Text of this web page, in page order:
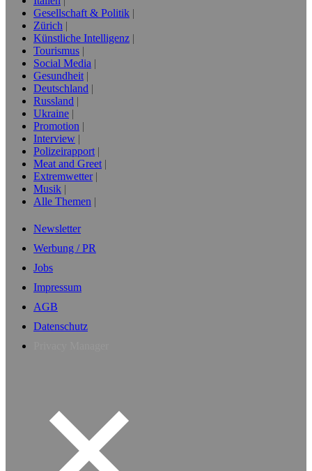
Gesellschaft & Politik
Zürich
Künstliche Intelligenz
Tourismus
Social Media
Gesundheit
Deutschland
Russland
Ukraine
Promotion
Interview
Polizeirapport
Meat and Greet
Extremwetter
Musik
Alle Themen
Newsletter
Werbung / PR
Jobs
Impressum
AGB
Datenschutz